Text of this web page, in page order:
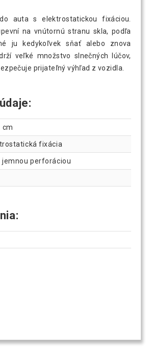
auta s elektrostatickou fixáciou.
na vnútornú stranu skla, podľa
ju kedykoľvek sňať alebo znova
veľké množstvo slnečných lúčov,
prijateľný výhľad z vozidla.
cm
fixácia
jemnou perforáciou